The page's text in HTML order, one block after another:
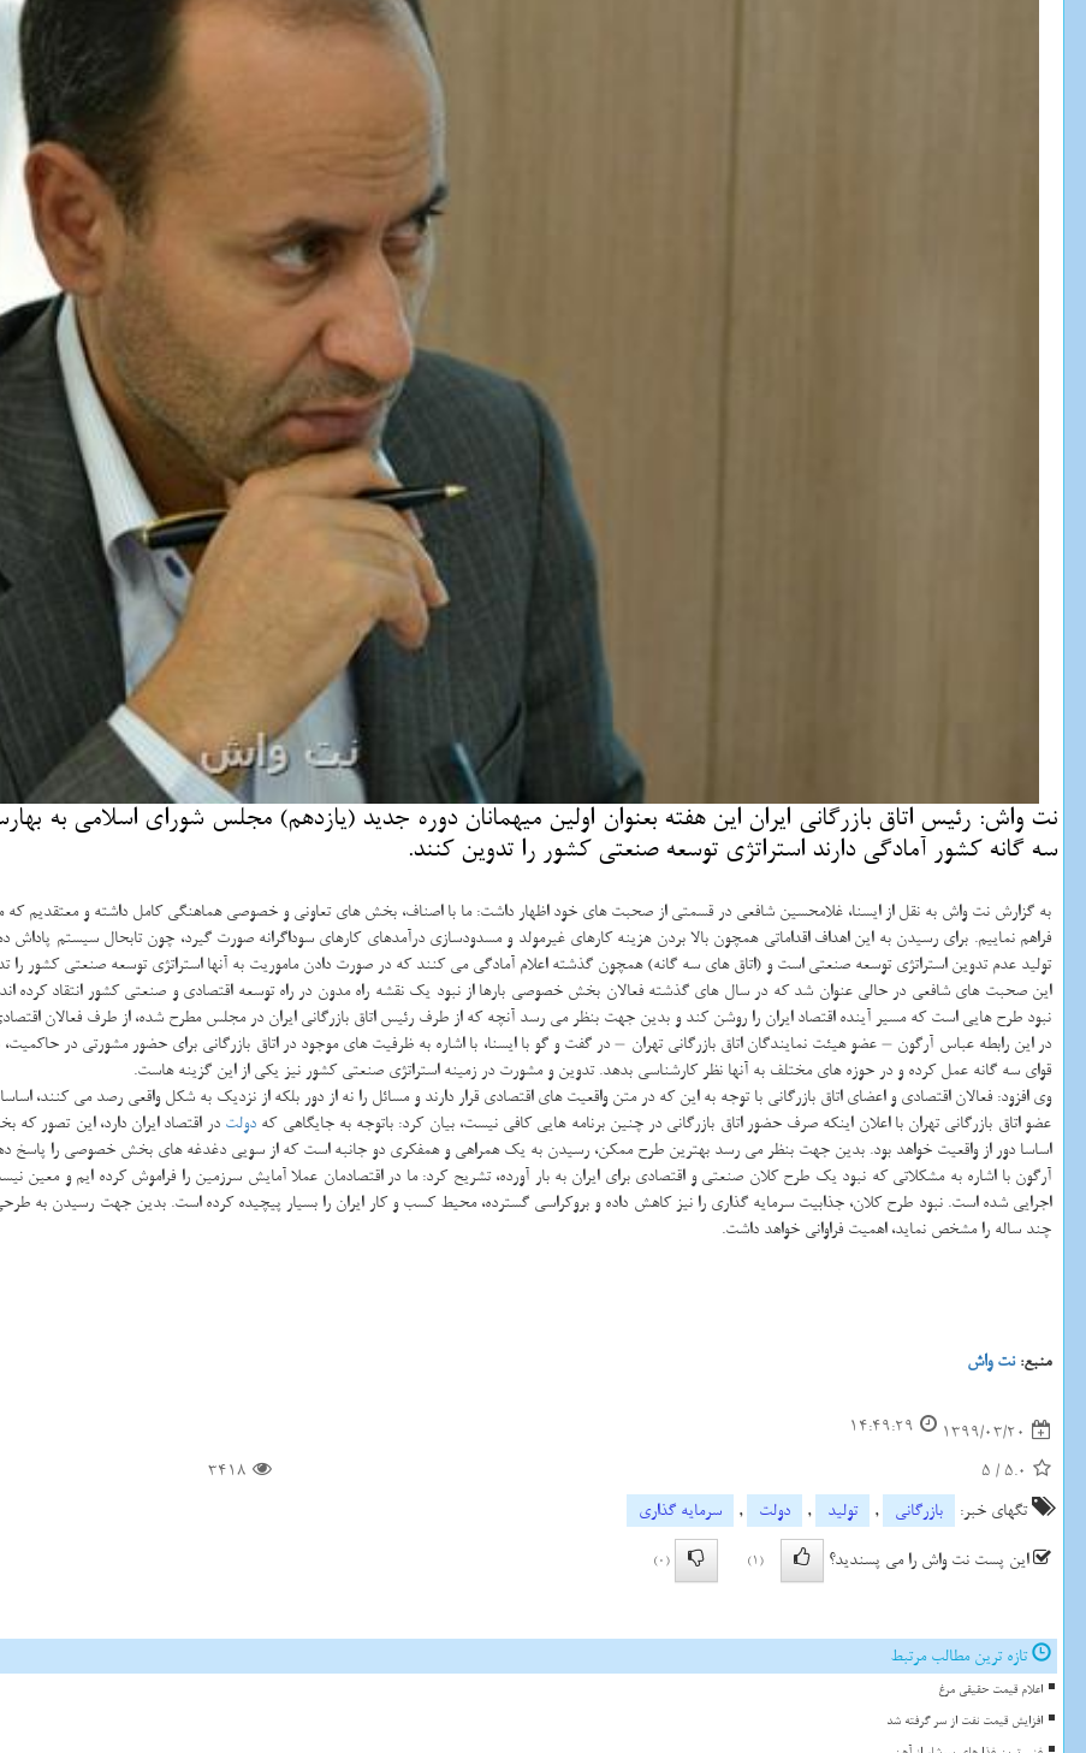
نت واش: رئیس اتاق بازرگانی ایران این هفته بعنوان اولین میهمانان دوره جدید (یازدهم) مجلس شورای اسلامی به
سه گانه كشور آمادگی دارند استراتژی توسعه صنعتی كشور را تدوین كنند.
به گزارش نت واش به نقل از ایسنا، غلامحسین شافعی در قسمتی از صحبت های خود اظهار داشت: ما با اصناف، بخش های تعاونی و خصوصی هماهنگی کامل داشته و معتقدیم که ما
فراهم نماییم. برای رسیدن به این اهداف اقداماتی همچون بالا بردن هزینه کارهای غیرمولد و مسدودسازی درآمدهای کارهای سوداگرانه صورت گیرد، چون تابحال سیستم
تولید عدم تدوین استراتژی توسعه صنعتی است و (اتاق های سه گانه) همچون گذشته اعلام آمادگی می کنند که در صورت دادن ماموریت به آنها استراتژی توسعه صنعتی کشور را
این صحبت های شافعی در حالی عنوان شد که در سال های گذشته فعالان بخش خصوصی بارها از نبود یک نقشه راه مدون در راه توسعه اقتصادی و صنعتی کشور انتقاد کرده
نبود طرح هایی است که مسیر آینده اقتصاد ایران را روشن کند و بدین جهت بنظر می رسد آنچه که از طرف رئیس اتاق بازرگانی ایران در مجلس مطرح شده، از طرف فعالان
در این رابطه عباس آرگون – عضو هیئت نمایندگان اتاق بازرگانی تهران – در گفت و گو با ایسنا، با اشاره به ظرفیت های موجود در اتاق بازرگانی برای حضور مشورتی در حاکمیت،
قوای سه گانه عمل کرده و در حوزه های مختلف به آنها نظر کارشناسی بدهد. تدوین و مشورت در زمینه استراتژی صنعتی کشور نیز یکی از این گزینه هاست.
وی افزود: فعالان اقتصادی و اعضای اتاق بازرگانی با توجه به این که در متن واقعیت های اقتصادی قرار دارند و مسائل را نه از دور بلکه از نزدیک به شکل واقعی رصد می کنند،
عضو اتاق بازرگانی تهران با اعلان اینکه صرف حضور اتاق بازرگانی در چنین برنامه هایی کافی نیست، بیان کرد: باتوجه به جایگاهی که دولت در اقتصاد ایران دارد، این تصور
اساسا دور از واقعیت خواهد بود. بدین جهت بنظر می رسد بهترین طرح ممکن، رسیدن به یک همراهی و همفکری دو جانبه است که از سویی دغدغه های بخش خصوصی را پاسخ دهد
آرگون با اشاره به مشکلاتی که نبود یک طرح کلان صنعتی و اقتصادی برای ایران به بار آورده، تشریح کرد: ما در اقتصادمان عملا آمایش سرزمین را فراموش کرده ایم و
اجرایی شده است. نبود طرح کلان، جذابیت سرمایه گذاری را نیز کاهش داده و بروکراسی گسترده، محیط کسب و کار ایران را بسیار پیچیده کرده است. بدین جهت رسیدن به طرحی
چند ساله را مشخص نماید، اهمیت فراوانی خواهد داشت.
منبع:نت واش
1399/03/20
14:49:29
5.0
/
5
3418
تگهای خبر:
بازرگانی , تولید , دولت ,
سرمایه گذاری
این پست نت واش را می پسندید؟
(1)
(0)
تازه ترین مطالب مرتبط
اعلام قیمت حقیقی مرغ
افزایش قیمت نفت از سر گرفته شد